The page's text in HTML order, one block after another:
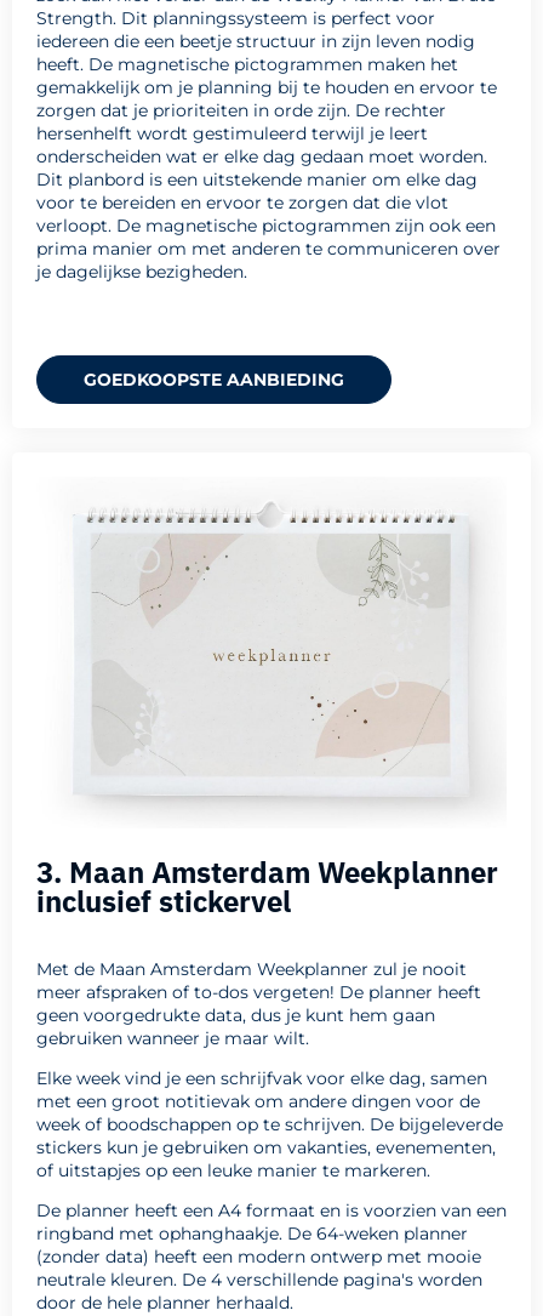
Strength. Dit planningssysteem is perfect voor
iedereen die een beetje structuur in zijn leven nodig
heeft. De magnetische pictogrammen maken het
gemakkelijk om je planning bij te houden en ervoor te
zorgen dat je prioriteiten in orde zijn. De rechter
hersenhelft wordt gestimuleerd terwijl je leert
onderscheiden wat er elke dag gedaan moet worden.
Dit planbord is een uitstekende manier om elke dag
voor te bereiden en ervoor te zorgen dat die vlot
verloopt. De magnetische pictogrammen zijn ook een
prima manier om met anderen te communiceren over
je dagelijkse bezigheden.
GOEDKOOPSTE AANBIEDING
3. Maan Amsterdam Weekplanner
inclusief stickervel
Met de Maan Amsterdam Weekplanner zul je nooit
meer afspraken of to-dos vergeten! De planner heeft
geen voorgedrukte data, dus je kunt hem gaan
gebruiken wanneer je maar wilt.
Elke week vind je een schrijfvak voor elke dag, samen
met een groot notitievak om andere dingen voor de
week of boodschappen op te schrijven. De bijgeleverde
stickers kun je gebruiken om vakanties, evenementen,
of uitstapjes op een leuke manier te markeren.
De planner heeft een A4 formaat en is voorzien van een
ringband met ophanghaakje. De 64-weken planner
(zonder data) heeft een modern ontwerp met mooie
neutrale kleuren. De 4 verschillende pagina's worden
door de hele planner herhaald.